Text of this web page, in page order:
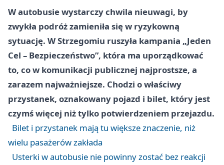
W autobusie wystarczy chwila nieuwagi, by
zwykła podróż zamieniła się w ryzykowną
sytuację. W Strzegomiu ruszyła kampania „Jeden
Cel – Bezpieczeństwo”, która ma uporządkować
to, co w komunikacji publicznej najprostsze, a
zarazem najważniejsze. Chodzi o właściwy
przystanek, oznakowany pojazd i bilet, który jest
czymś więcej niż tylko potwierdzeniem przejazdu.
Bilet i przystanek mają tu większe znaczenie, niż
wielu pasażerów zakłada
Usterki w autobusie nie powinny zostać bez reakcji